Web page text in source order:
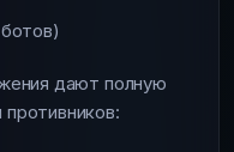
дают полную